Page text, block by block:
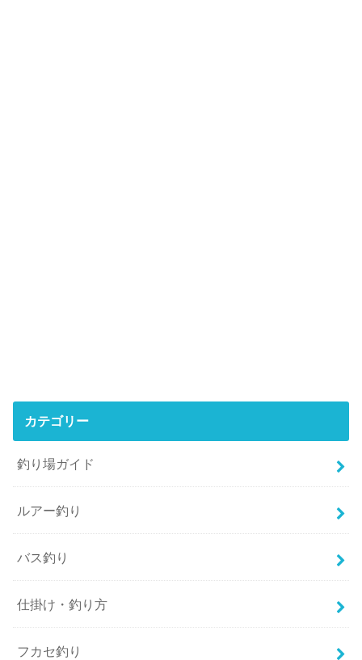
カテゴリー
釣り場ガイド
ルアー釣り
バス釣り
仕掛け・釣り方
フカセ釣り